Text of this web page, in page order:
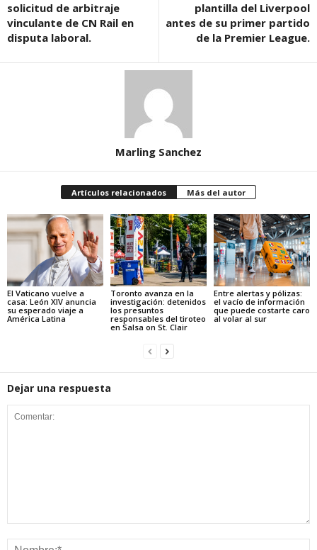
solicitud de arbitraje
vinculante de CN Rail en
disputa laboral.
plantilla del Liverpool
antes de su primer partido
de la Premier League.
Marling Sanchez
Artículos relacionados Más del autor
El Vaticano vuelve a
casa: León XIV anuncia
su esperado viaje a
América Latina
Toronto avanza en la
investigación: detenidos
los presuntos
responsables del tiroteo
en Salsa on St. Clair
Entre alertas y pólizas:
el vacío de información
que puede costarte caro
al volar al sur
Dejar una respuesta